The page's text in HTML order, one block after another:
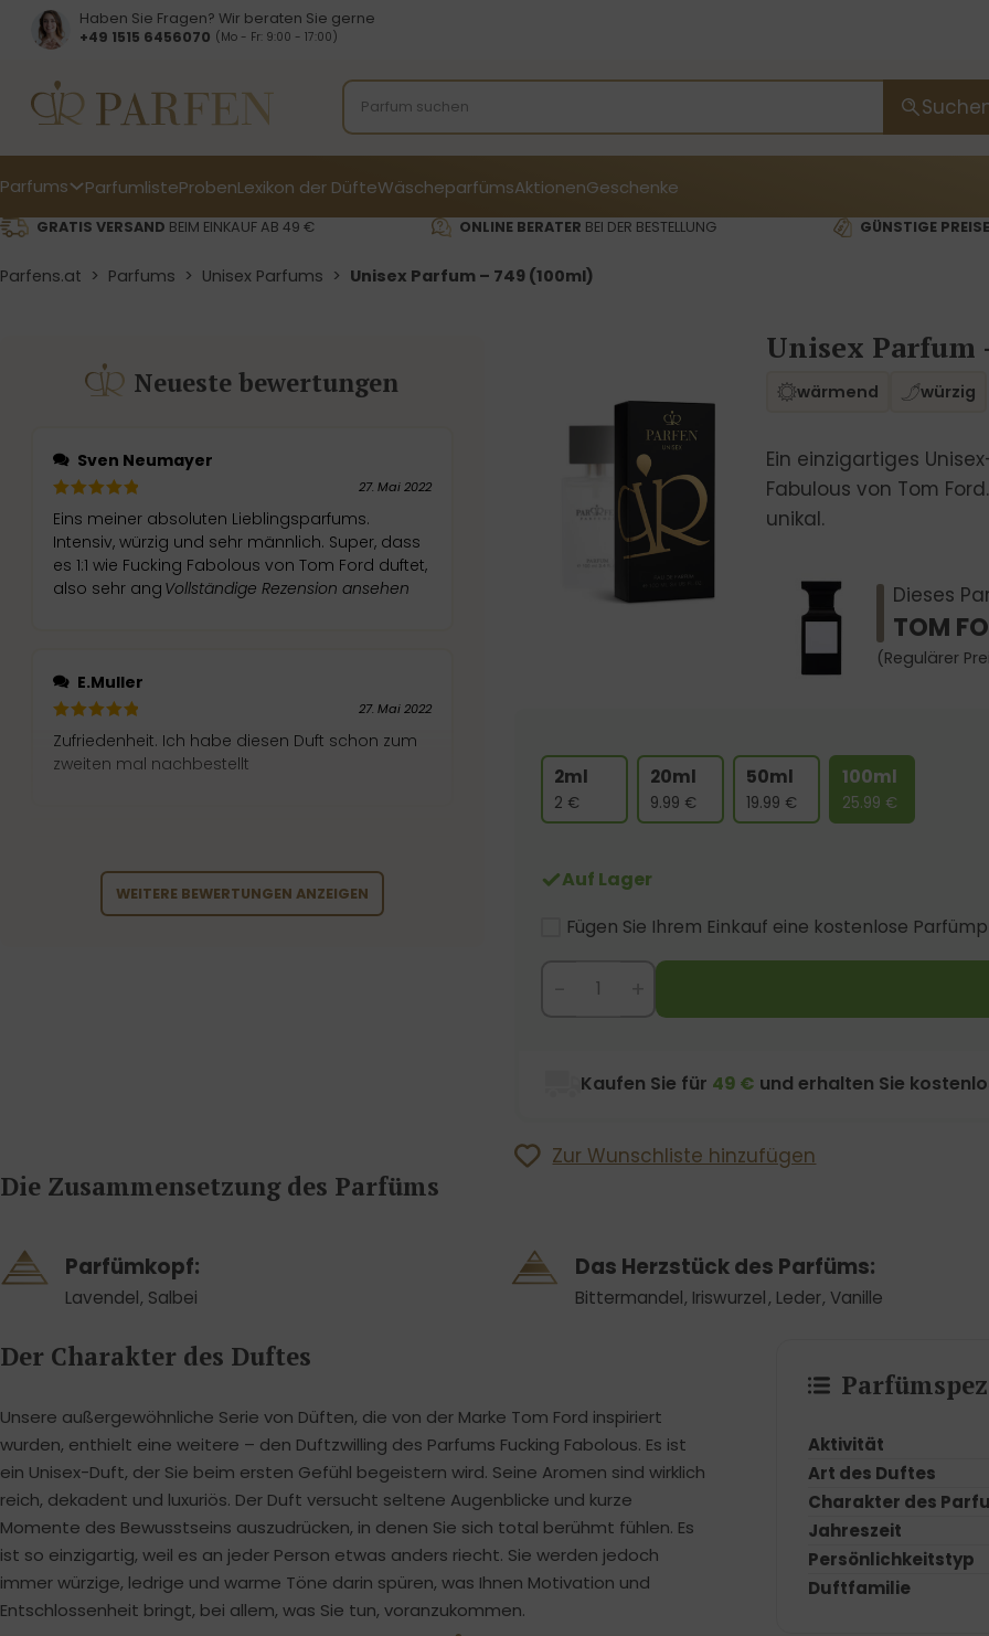
Haben Sie Fragen? Wir beraten Sie gerne
+49 1515 6456070 (Mo - Fr: 9:00 - 17:00)
Parfums ParfumlisteProbenLexikon der DüfteWäscheparfümsAktionenGeschenke
GRATIS VERSAND BEIM EINKAUF AB 49 € ONLINE BERATER BEI DER BESTELLUNG GÜNSTIGE
Parfens.at > Parfums > Unisex Parfums > Unisex Parfum – 749 (100ml)
Neueste bewertungen
Sven Neumayer
27. Mai 2022
Eins meiner absoluten Lieblingsparfums.
Intensiv, würzig und sehr männlich. Super, dass
es 1:1 wie Fucking Fabolous von Tom Ford duftet,
also sehr ang Vollständige Rezension ansehen
E.Muller
27. Mai 2022
Zufriedenheit. Ich habe diesen Duft schon zum
zweiten mal nachbestellt
WEITERE BEWERTUNGEN ANZEIGEN
Unisex Parfum
wärmend würzig
Ein einzigartiges
Fabulous von Tom
unikal.
Dieses
TOM
(Regulärer
2ml
2 €
20ml
9.99 €
50ml
19.99 €
100ml
25.99 €
Auf Lager
Fügen Sie Ihrem Einkauf eine kostenlose
Kaufen Sie für 49 € und erhalten Sie
Zur Wunschliste hinzufügen
Die Zusammensetzung des Parfüms
Parfümkopf:
Lavendel, Salbei
Das Herzstück des Parfüms:
Bittermandel, Iriswurzel, Leder, Vanille
Der Charakter des Duftes
Unsere außergewöhnliche Serie von Düften, die von der Marke Tom Ford inspiriert
wurden, enthielt eine weitere – den Duftzwilling des Parfums Fucking Fabolous. Es ist
ein Unisex-Duft, der Sie beim ersten Gefühl begeistern wird. Seine Aromen sind wirklich
reich, dekadent und luxuriös. Der Duft versucht seltene Augenblicke und kurze
Momente des Bewusstseins auszudrücken, in denen Sie sich total berühmt fühlen. Es
ist so einzigartig, weil es an jeder Person etwas anders riecht. Sie werden jedoch
immer würzige, ledrige und warme Töne darin spüren, was Ihnen Motivation und
Entschlossenheit bringt, bei allem, was Sie tun, voranzukommen.
Aktivität
Art des Duftes
Charakter des
Jahreszeit
Persönlichkeitstyp
Duftfamilie